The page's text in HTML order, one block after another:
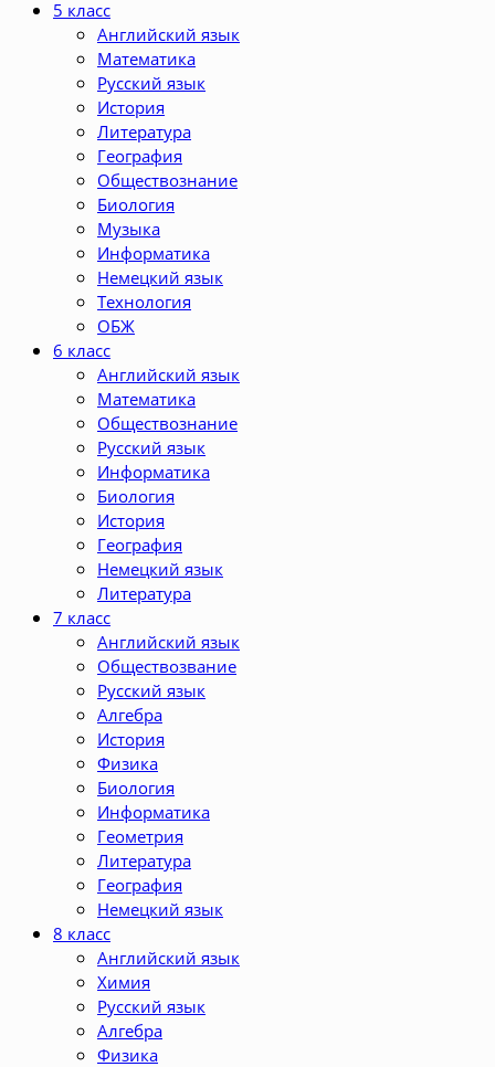
5 класс
Английский язык
Математика
Русский язык
История
Литература
География
Обществознание
Биология
Музыка
Информатика
Немецкий язык
Технология
ОБЖ
6 класс
Английский язык
Математика
Обществознание
Русский язык
Информатика
Биология
История
География
Немецкий язык
Литература
7 класс
Английский язык
Обществозвание
Русский язык
Алгебра
История
Физика
Биология
Информатика
Геометрия
Литература
География
Немецкий язык
8 класс
Английский язык
Химия
Русский язык
Алгебра
Физика